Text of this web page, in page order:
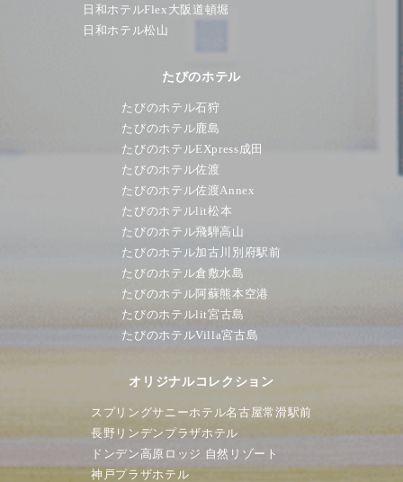
日和ホテルFlex大阪道頓堀
日和ホテル松山
たびのホテル
たびのホテル石狩
たびのホテル鹿島
たびのホテルEXpress成田
たびのホテル佐渡
たびのホテル佐渡Annex
たびのホテルlit松本
たびのホテル飛騨高山
たびのホテル加古川別府駅前
たびのホテル倉敷水島
たびのホテル阿蘇熊本空港
たびのホテルlit宮古島
たびのホテルVilla宮古島
オリジナルコレクション
スプリングサニーホテル名古屋常滑駅前
長野リンデンプラザホテル
ドンデン高原ロッジ 自然リゾート
神戸プラザホテル